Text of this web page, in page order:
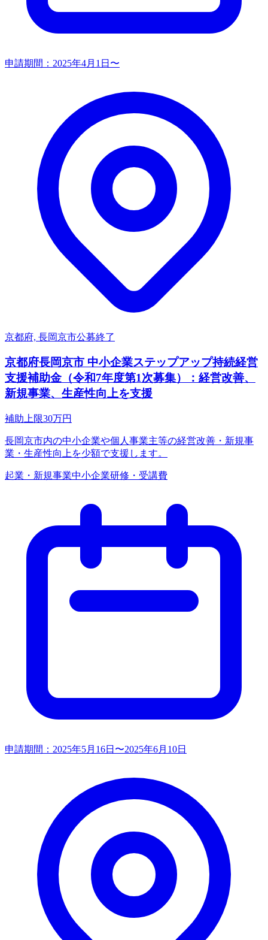
申請期間： 2025年4月1日〜
京都府, 長岡京市公募終了
京都府長岡京市 中小企業ステップアップ持続経営
支援補助金（令和7年度第1次募集）：経営改善、
新規事業、生産性向上を支援
補助上限30万円
長岡京市内の中小企業や個人事業主等の経営改善・新規事
業・生産性向上を少額で支援します。
起業・新規事業中小企業研修・受講費
申請期間： 2025年5月16日〜2025年6月10日